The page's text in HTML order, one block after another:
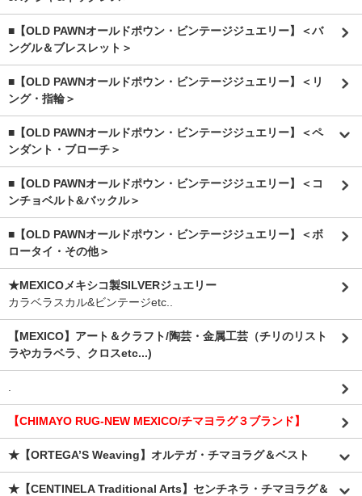
■【OLD PAWNオールドポウン・ビンテージジュエリー】＜バ
ングル＆ブレスレット＞
■【OLD PAWNオールドポウン・ビンテージジュエリー】＜リ
ング・指輪＞
■【OLD PAWNオールドポウン・ビンテージジュエリー】＜ペ
ンダント・ブローチ＞
■【OLD PAWNオールドポウン・ビンテージジュエリー】＜コ
ンチョベルト&バックル＞
■【OLD PAWNオールドポウン・ビンテージジュエリー】＜ボ
ロータイ・その他＞
★MEXICOメキシコ製SILVERジュエリー
カラベラスカル&ビンテージetc..
【MEXICO】アート＆クラフト/陶芸・金属工芸（チリのリスト
ラやカラベラ、クロスetc...)
【CHIMAYO RUG-NEW MEXICO/チマヨラグ３ブランド】
★【ORTEGA’S Weaving】オルテガ・チマヨラグ＆ベスト
★【CENTINELA Traditional Arts】センチネラ・チマヨラグ＆